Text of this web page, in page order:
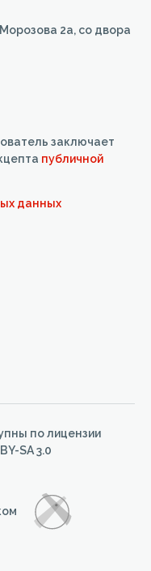
2а, со двора
заключает
публичной
данных
по лицензии
SA 3.0